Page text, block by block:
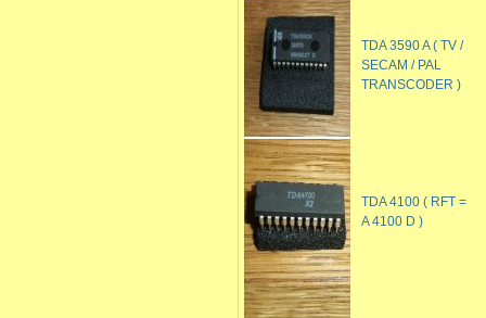
TDA 3590 A ( TV /
SECAM / PAL
TRANSCODER )
TDA 4100 ( RFT =
A 4100 D )